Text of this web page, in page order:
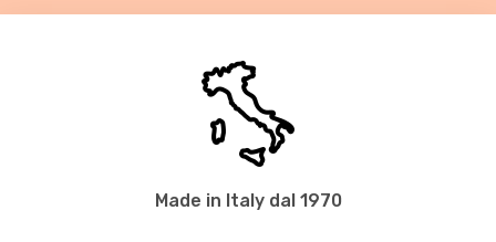
Made in Italy dal 1970